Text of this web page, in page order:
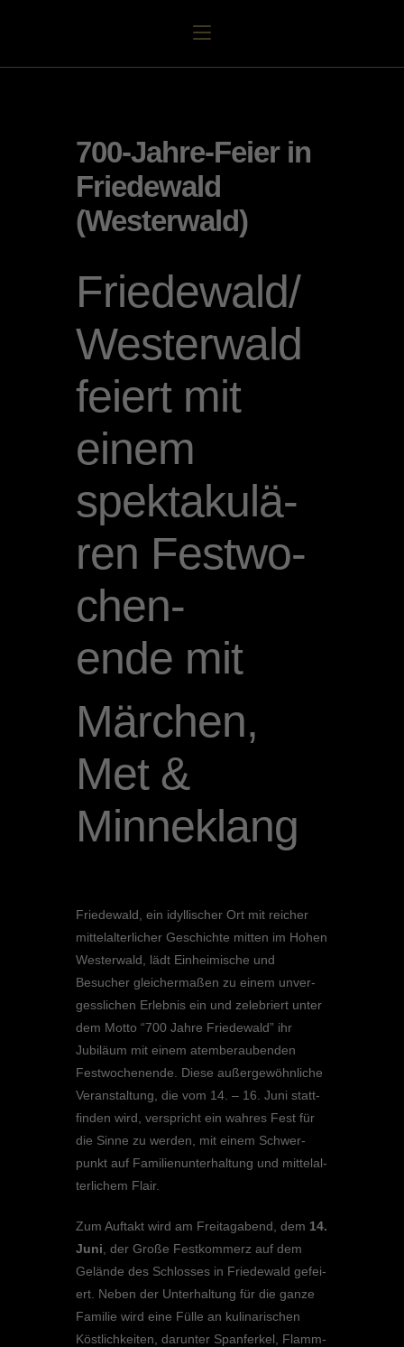
700-Jahre-Feier in
Friedewald
(Wester­wald)
Friedewald/
Westerwald
feiert mit
einem
spekta­ku­lä­
ren Festwo­
chen­
ende mit
Märchen,
Met &
Minneklang
Friedewald, ein idylli­scher Ort mit reicher
mittel­al­ter­li­cher Geschichte mitten im Hohen
Wester­wald, lädt Einhei­mi­sche und
Besucher gleicher­ma­ßen zu einem unver­
gess­li­chen Erleb­nis ein und zelebriert unter
dem Motto “700 Jahre Friedewald” ihr
Jubiläum mit einem atembe­rau­ben­den
Festwo­chen­ende. Diese außer­ge­wöhn­li­che
Veran­stal­tung, die vom 14. – 16. Juni statt­
fin­den wird, verspricht ein wahres Fest für
die Sinne zu werden, mit einem Schwer­
punkt auf Famili­en­un­ter­hal­tung und mittel­al­
ter­li­chem Flair.
Zum Auftakt wird am Freitag­abend, dem 14.
Juni , der Große Festkom­merz auf dem
Gelände des Schlos­ses in Friedewald gefei­
ert. Neben der Unter­hal­tung für die ganze
Familie wird eine Fülle an kulina­ri­schen
Köstlich­kei­ten, darun­ter Spanfer­kel, Flamm­